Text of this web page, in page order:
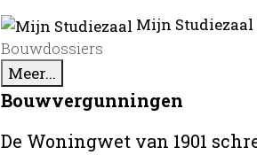
Mijn
Bouwdossiers
Meer...
Bouwvergunningen
De Woningwet van 1901